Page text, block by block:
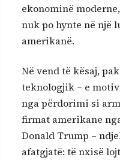
ekonominë
nuk po hynte në një
amerikanë.
Në vend të kësaj,
teknologjik – e
nga përdorimi si
firmat amerikane
Donald Trump –
afatgjatë: të nxisë